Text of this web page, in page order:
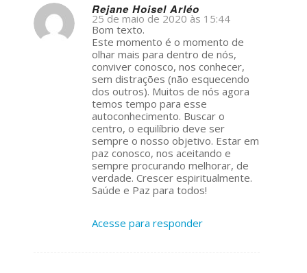
Rejane Hoisel Arléo
s
ays:
25 de maio de 2020 às 15:44
Bom texto.
Este momento é o momento de
olhar mais para dentro de nós,
conviver conosco, nos conhecer,
sem distrações (não esquecendo
dos outros). Muitos de nós agora
temos tempo para esse
autoconhecimento. Buscar o
centro, o equilíbrio deve ser
sempre o nosso objetivo. Estar em
paz conosco, nos aceitando e
sempre procurando melhorar, de
verdade. Crescer espiritualmente.
Saúde e Paz para todos!
Acesse para responder